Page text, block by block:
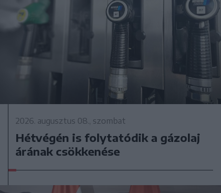
2026. augusztus 08., szombat
Hétvégén is folytatódik a gázolaj
árának csökkenése